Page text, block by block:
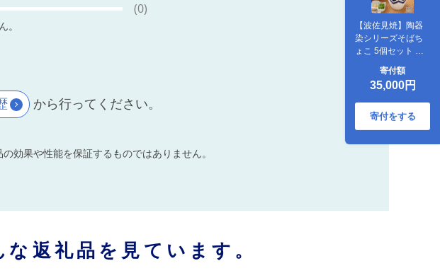
【波佐見焼】陶器
染シリーズそばち
ょこ 5個セット 直
径8.5cm×H6.7cm/
陶器 皿 陶磁器 食器
お皿 そば猪口【山
下陶苑】 [OAP040]
寄付額
35,000円
寄付をする
(0)
。
から行ってください。
効果や性能を保証するものではありません。
返礼品を見ています。